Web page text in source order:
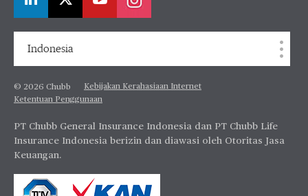
Indonesia
© 2026 Chubb
Kebijakan Kerahasiaan Internet
Ketentuan Penggunaan
PT Chubb General Insurance Indonesia dan PT Chubb Life
Insurance Indonesia berizin dan diawasi oleh Otoritas Jasa
Keuangan.